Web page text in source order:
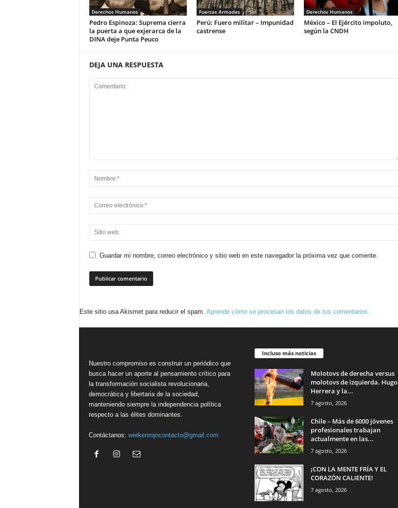
Derechos Humanos
Pedro Espinoza: Suprema cierra
la puerta a que exjerarca de la
DINA deje Punta Peuco
Fuerzas Armadas
Perú: Fuero militar – Impunidad
castrense
Derechos Humanos
México – El Ejército impoluto,
según la CNDH
DEJA UNA RESPUESTA
Guardar mi nombre, correo electrónico y sitio web en este navegador la próxima vez que comente.
Este sitio usa Akismet para reducir el spam. Aprende cómo se procesan los datos de tus comentarios.
Nuestro compromiso es construir un periódico que
busca hacer un aporte al pensamiento crítico para
la transformación socialista revolucionaria,
democrática y libertaria de la sociedad,
manteniendo siempre la independencia política
respecto a las élites dominantes.
Contáctanos: werkenrojocontacto@gmail.com
Incluso más noticias
Molotovs de derecha versus
molotovs de izquierda. Hugo
Herrera y la...
7 agosto, 2026
Chile – Más de 6000 jóvenes
profesionales trabajan
actualmente en las...
7 agosto, 2026
¡CON LA MENTE FRÍA Y EL
CORAZÓN CALIENTE!
7 agosto, 2026